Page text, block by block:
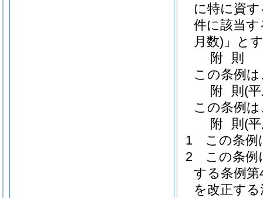
に特に資
件に該当
月数) 」と
附 則
この条例
附 則 (
この条例
附 則 (
1
この条例
2
この条例
する条例
を改正する